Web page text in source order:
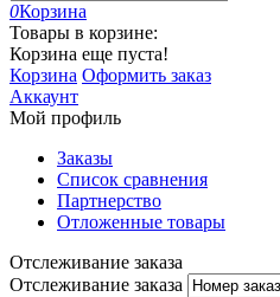
0Корзина
Товары в корзине:
Корзина еще пуста!
Корзина Оформить заказ
Аккаунт
Мой профиль
Заказы
Список сравнения
Партнерство
Отложенные товары
Отслеживание заказа
Отслеживание заказа